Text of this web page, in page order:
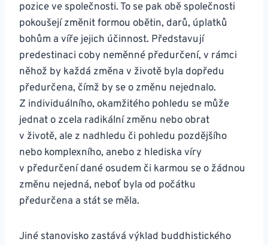
pozice ve společnosti. To se pak obě společnosti
pokoušejí změnit formou obětin, darů, úplatků
bohům a víře jejich účinnost. Představují
predestinaci coby neměnné předurčení, v rámci
něhož by každá změna v životě byla dopředu
předurčena, čímž by se o změnu nejednalo.
Z individuálního, okamžitého pohledu se může
jednat o zcela radikální změnu nebo obrat
v životě, ale z nadhledu či pohledu pozdějšího
nebo komplexního, anebo z hlediska víry
v předurčení dané osudem či karmou se o žádnou
změnu nejedná, neboť byla od počátku
předurčena a stát se měla.
Jiné stanovisko zastává výklad buddhistického